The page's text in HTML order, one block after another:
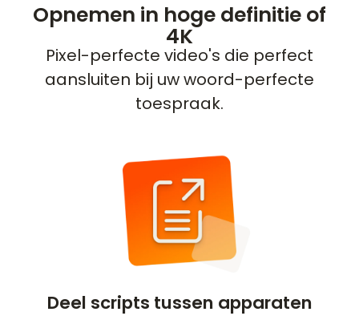
Opnemen in hoge definitie of
4K
Pixel-perfecte video's die perfect
aansluiten bij uw woord-perfecte
toespraak.
Deel scripts tussen apparaten